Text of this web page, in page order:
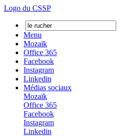
Logo du CSSP
Menu
Mozaïk
Office 365
Facebook
Instagram
Linkedin
Médias sociaux
Mozaïk
Office 365
Facebook
Instagram
Linkedin